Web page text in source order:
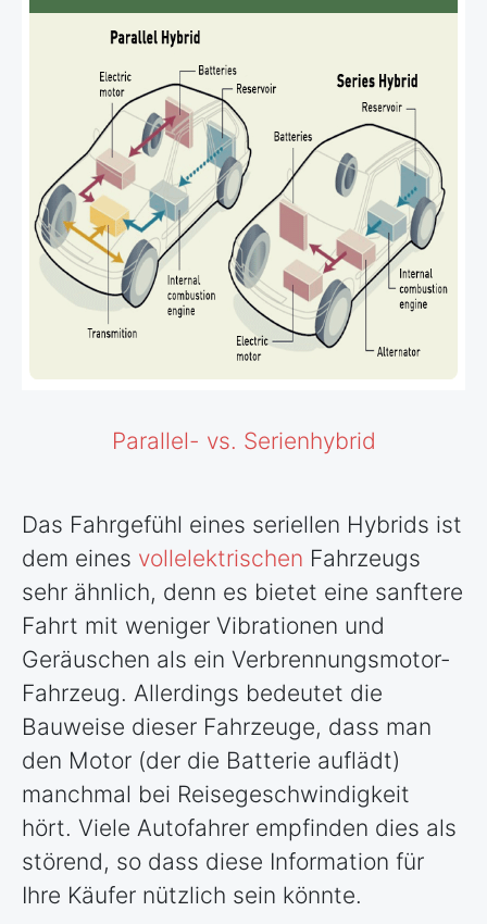
Parallel- vs. Serienhybrid
Das Fahrgefühl eines seriellen Hybrids ist
dem eines vollelektrischen Fahrzeugs
sehr ähnlich, denn es bietet eine sanftere
Fahrt mit weniger Vibrationen und
Geräuschen als ein Verbrennungsmotor-
Fahrzeug. Allerdings bedeutet die
Bauweise dieser Fahrzeuge, dass man
den Motor (der die Batterie auflädt)
manchmal bei Reisegeschwindigkeit
hört. Viele Autofahrer empfinden dies als
störend, so dass diese Information für
Ihre Käufer nützlich sein könnte.